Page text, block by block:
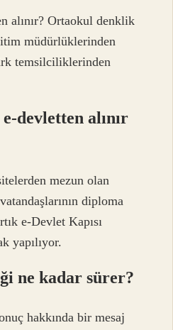
alınır? Ortaokul denklik
müdürlüklerinden
temsilciliklerinden
devletten alınır
mezun olan
diploma
e-Devlet Kapısı
yapılıyor.
ne kadar sürer?
hakkında bir mesaj